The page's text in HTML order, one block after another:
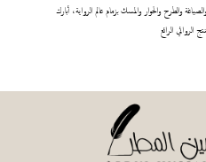
والطرح والحوار والمسك بزمام عالم الرواية، أبارك
الروائي الرائع